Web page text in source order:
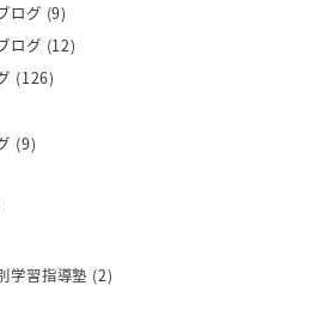
ログ (9)
ログ (12)
(126)
(9)
学習指導塾 (2)